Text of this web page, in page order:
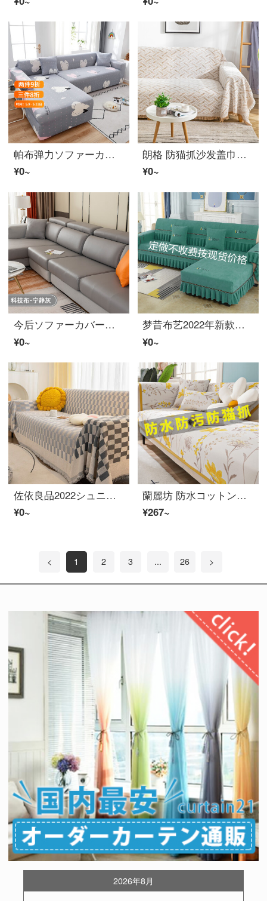
帕布弹力ソファーカバー罩全包四季通用万能套防滑沙发垫北欧沙发简约组合防猫抓沙发巾 粉色爱心 单人(尺寸为长度区间)90-140cm单件
¥0~
朗格 防猫抓沙发盖巾简约现代防滑ソファーカバー罩纯色沙发垫盖布四季通用款 交织T型格-奶茶条 130*180cm
¥0~
今后ソファーカバー笠科技布防水防猫抓全包罩通用2021新款弹力定做沙发垫 科技布-宁静灰 加大单人【宽70-90cm*长70-90cm】
¥0~
梦昔布艺2022年新款沙发垫套装四季ソファーカバー罩全包坐垫子简约ファブリックソファー巾防滑盖布沙发组合通用支持定做 三只猫-绿 【定做不收费拍沙发照片】联系客服算价格
¥0~
佐依良品2022シュニエ沙发盖布ins风棋盘格四季防滑全包万能ソファーカバー罩全盖巾 棋盘格-深灰 180*230cm
¥0~
蘭麗坊 防水コットンリネン沙发垫套装夏季通用防滑套罩巾全包简约现代盖布座垫子客厅组合123红木革張りのソファ贵妃定做 锦绣年华【防水款】 宽70*长70cm(可做扶手或靠背巾)一张
¥267~
< 1 2 3 ... 26 >
2026年8月